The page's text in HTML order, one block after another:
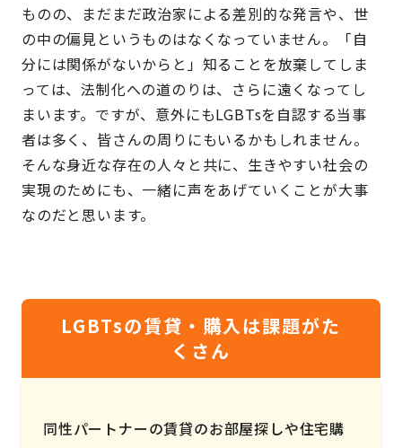
ものの、まだまだ政治家による差別的な発言や、世
の中の偏見というものはなくなっていません。「自
分には関係がないからと」知ることを放棄してしま
っては、法制化への道のりは、さらに遠くなってし
まいます。ですが、意外にもLGBTsを自認する当事
者は多く、皆さんの周りにもいるかもしれません。
そんな身近な存在の人々と共に、生きやすい社会の
実現のためにも、一緒に声をあげていくことが大事
なのだと思います。
LGBTsの賃貸・購入は課題がた
くさん
同性パートナーの賃貸のお部屋探しや住宅購